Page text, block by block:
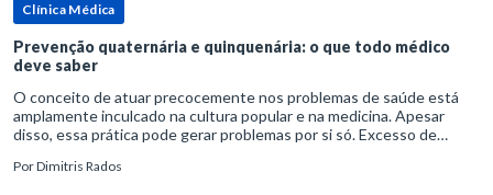
Clínica Médica
Prevenção quaternária e quinquenária: o que todo médico
deve saber
O conceito de atuar precocemente nos problemas de saúde está
amplamente inculcado na cultura popular e na medicina. Apesar
disso, essa prática pode gerar problemas por si só. Excesso de
PorDimitris Rados